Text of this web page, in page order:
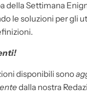
della Settimana
le soluzioni per gli
disponibili sono
dalla nostra